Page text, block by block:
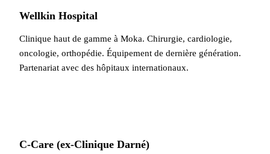
Wellkin Hospital
Clinique haut de gamme à Moka. Chirurgie, cardiologie,
oncologie, orthopédie. Équipement de dernière génération.
Partenariat avec des hôpitaux internationaux.
C-Care (ex-Clinique Darné)